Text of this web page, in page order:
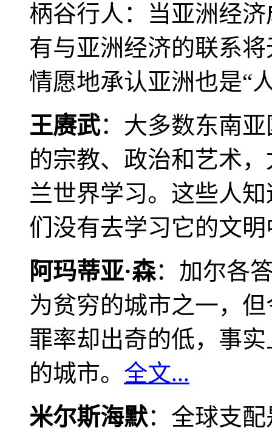
柄谷行人：当亚洲经
有与亚洲经济的联系
情愿地承认亚洲也是“
王赓武：大多数东南
的宗教、政治和艺术
兰世界学习。这些人
们没有去学习它的文
阿玛蒂亚·森：加尔各
为贫穷的城市之一，
罪率却出奇的低，事
的城市。 全文...
米尔斯海默：全球支